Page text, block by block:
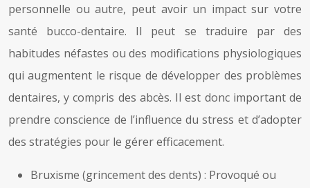
personnelle ou autre, peut avoir un impact sur votre
santé bucco-dentaire. Il peut se traduire par des
habitudes néfastes ou des modifications physiologiques
qui augmentent le risque de développer des problèmes
dentaires, y compris des abcès. Il est donc important de
prendre conscience de l’influence du stress et d’adopter
des stratégies pour le gérer efficacement.
Bruxisme (grincement des dents) : Provoqué ou